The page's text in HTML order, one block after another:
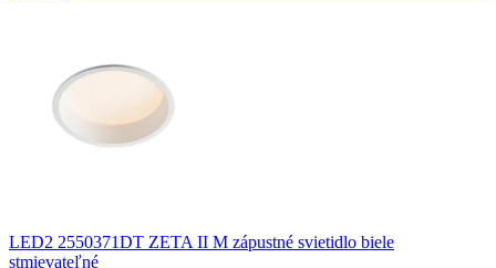
LED2 2550371DT ZETA II M zápustné svietidlo biele
stmievateľné